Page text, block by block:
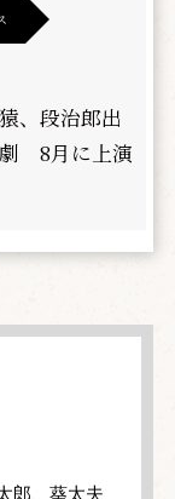
、段治郎出
8月に上演
郎、葵太夫